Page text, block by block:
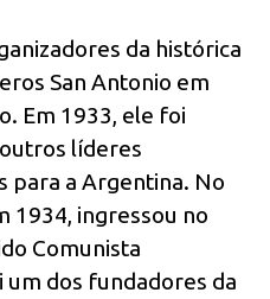
da histórica
San Antonio em
Em 1933, ele foi
líderes
para a Argentina. No
1934, ingressou no
Comunista
um dos fundadores da